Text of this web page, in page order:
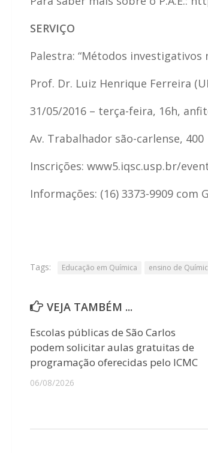
SERVIÇO
Palestra: “Métodos investigativos
Prof. Dr. Luiz Henrique Ferreira
31/05/2016 – terça-feira, 16h,
Av. Trabalhador são-carlense, 400
Inscrições: www5.iqsc.usp.br/
Informações: (16) 3373-9909 com
Tags: Educação em Química ensino de
VEJA TAMBÉM ...
Escolas públicas de São Carlos
podem solicitar aulas gratuitas de
programação oferecidas pelo ICMC
06/08/2026